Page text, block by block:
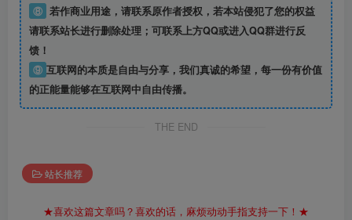
⑧ 若作商业用途，请联系原作者授权，若本站侵犯了您的权益
请联系站长进行删除处理；可联系上方QQ或进入QQ群进行反
馈！
⑨ 互联网的本质是自由与分享，我们真诚的希望，每一份有价值
的正能量能够在互联网中自由传播。
THE END
站长推荐
★喜欢这篇文章吗？喜欢的话，麻烦动动手指支持一下！★